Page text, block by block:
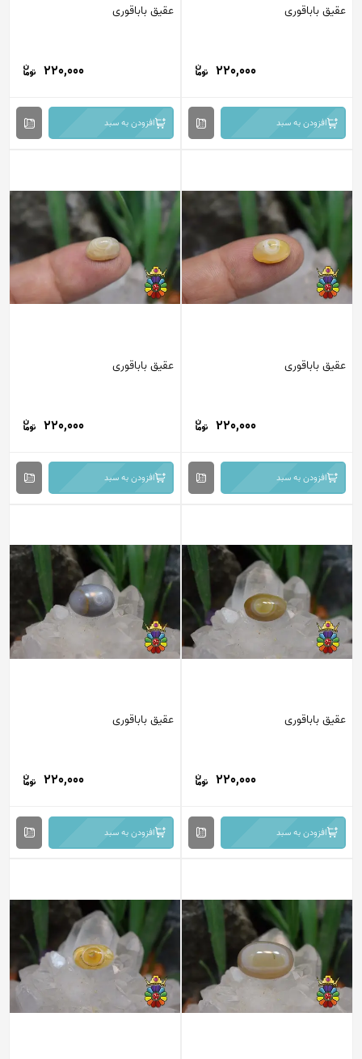
عقیق باباقوری
220,000
افزودن به سبد
عقیق باباقوری
220,000
افزودن به سبد
عقیق باباقوری
220,000
افزودن به سبد
عقیق باباقوری
220,000
افزودن به سبد
عقیق باباقوری
220,000
افزودن به سبد
عقیق باباقوری
220,000
افزودن به سبد